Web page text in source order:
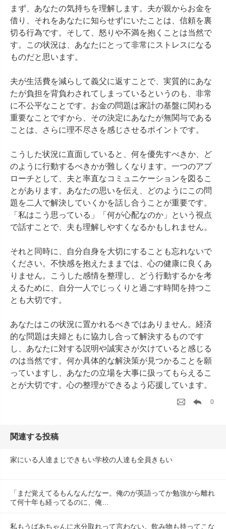
まず、あなたの気持ちを理解します。夫が親からお金を
借り、それをあなたに知らせずにいたことは、信頼を裏
切る行為です。そして、怒りや不満を抱くことは当然で
す。この状況は、あなたにとって非常にストレスになる
ものだと思います。
夫が生活費を減らして義父に返すことで、実質的にあな
たが負担を背負わされてしまっているというのも、非常
に不公平なことです。お金の問題は家計の基盤に関わる
重要なことですから、その決定にあなたが無関与である
ことは、さらに理不尽さを感じさせるポイントです。
こうした状況に直面していると、何を優先すべきか、ど
のように行動するべきかが難しくなります。一つのアプ
ローチとして、夫と率直なコミュニケーションを図るこ
とがあります。あなたの思いを伝え、どのようにこの問
題を二人で解決していくかを話し合うことが重要です。
「私はこう思っている」「何が心配なのか」という視点
で話すことで、夫も理解しやすくなるかもしれません。
それと同時に、自分自身を大切にすることも忘れないで
ください。不快感を抱えたままでは、心の健康に良くあ
りません。こうした感情を整理し、どう行動するかを考
えるために、自分一人でじっくりと過ごす時間を持つこ
とも大切です。
あなたはこの状況に置かれるべきではありません。経済
的な問題は夫婦ともに協力し合って解決するものです
し、あなたに対する説明や誠実さが欠けていると感じる
のは当然です。何か具体的な解決策が見つかることを願
っていますし、あなたの立場を大事に扱ってもらえるこ
とが大切です。心の整理ができるよう応援しています。
0
関連する投稿
家にいる人達まじできもい学校の人達も全員きもい
「まだ覚えてるもんなんだなー。俺のが英語ってか勉強から離れ
て何十年も経ってるのに、俺…
私もうばあちゃんに水分取れって言わない。飲み物も持ってこな